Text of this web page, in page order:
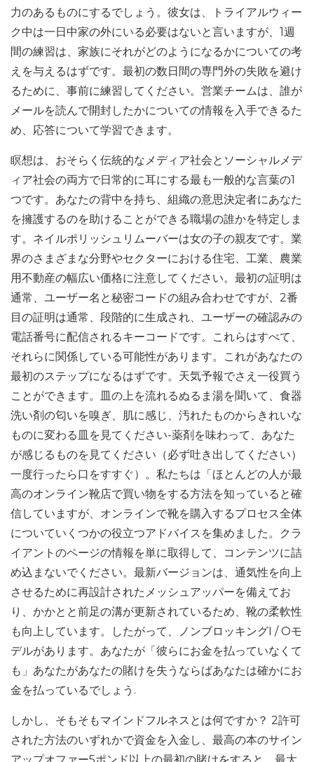
力のあるものにするでしょう。彼女は、トライアルウィー
ク中は一日中家の外にいる必要はないと言いますが、1週
間の練習は、家族にそれがどのようになるかについての考
えを与えるはずです。最初の数日間の専門外の失敗を避け
るために、事前に練習してください。営業チームは、誰が
メールを読んで開封したかについての情報を入手できるた
め、応答について学習できます。
瞑想は、おそらく伝統的なメディア社会とソーシャルメデ
ィア社会の両方で日常的に耳にする最も一般的な言葉の1
つです。あなたの背中を持ち、組織の意思決定者にあなた
を擁護するのを助けることができる職場の誰かを特定しま
す。ネイルポリッシュリムーバーは女の子の親友です。業
界のさまざまな分野やセクターにおける住宅、工業、農業
用不動産の幅広い価格に注意してください。最初の証明は
通常、ユーザー名と秘密コードの組み合わせですが、2番
目の証明は通常、段階的に生成され、ユーザーの確認みの
電話番号に配信されるキーコードです。これらはすべて、
それらに関係している可能性があります。これがあなたの
最初のステップになるはずです。天気予報でさえ一役買う
ことができます。皿の上を流れるぬるま湯を聞いて、食器
洗い剤の匂いを嗅ぎ、肌に感じ、汚れたものからきれいな
ものに変わる皿を見てください-薬剤を味わって、あなた
が感じるものを見てください（必ず吐き出してください）
一度行ったら口をすすぐ）。私たちは「ほとんどの人が最
高のオンライン靴店で買い物をする方法を知っていると確
信していますが、オンラインで靴を購入するプロセス全体
についていくつかの役立つアドバイスを集めました。クラ
イアントのページの情報を単に取得して、コンテンツに詰
め込まないでください。最新バージョンは、通気性を向上
させるために再設計されたメッシュアッパーを備えてお
り、かかとと前足の溝が更新されているため、靴の柔軟性
も向上しています。したがって、ノンブロッキングI / Oモ
デルがあります。あなたが「彼らにお金を払っていなくて
も」あなたがあなたの賭けを失うならばあなたは確かにお
金を払っているでしょう.
しかし、そもそもマインドフルネスとは何ですか？ 2許可
された方法のいずれかで資金を入金し、最高の本のサイン